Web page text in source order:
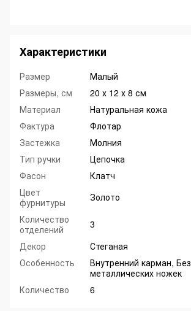
Характеристики
Размер
Малый
Размеры, см
20 х 12 х 8 см
Материал
Натуральная кожа
Фактура
Флотар
Застежка
Молния
Тип ручки
Цепочка
Фасон
Клатч
Цвет
фурнитуры
Золото
Количество
отделений
3
Декор
Стеганая
Особенность
Внутренний карман, Без
металлических ножек
Количество
6